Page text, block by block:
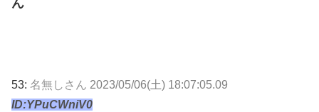
53: 名無しさん 2023/05/06(土) 18:07:05.09
ID:YPuCWniV0